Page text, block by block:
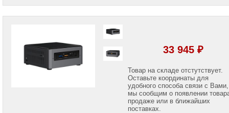
LCD
панели
Проекторы
33 945 ₽
Товар на складе отстутствует.
Оставьте координаты для
удобного способа связи с Вами,
мы сообщим о появлении
продаже или в ближайших
поставках.